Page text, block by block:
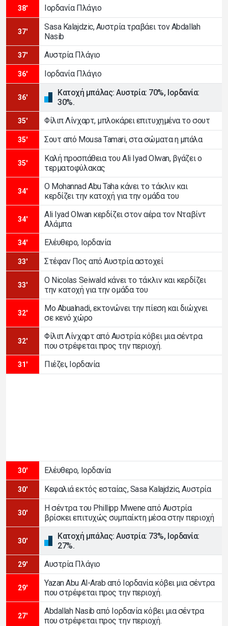
38' Ιορδανία Πλάγιο
37'
Sasa Kalajdzic, Αυστρία τραβάει τον Abdallah
Nasib
37' Αυστρία Πλάγιο
36' Ιορδανία Πλάγιο
36'
Κατοχή μπάλας: Αυστρία: 70%, Ιορδανία:
30%.
35' Φίλιπ Λίνχαρτ, μπλοκάρει επιτυχημένα το σουτ
35' Σουτ από Mousa Tamari, στα σώματα η μπάλα
35'
Καλή προσπάθεια του Ali Iyad Olwan, βγάζει ο
τερματοφύλακας
34'
Ο Mohannad Abu Taha κάνει το τάκλιν και
κερδίζει την κατοχή για την ομάδα του
34'
Ali Iyad Olwan κερδίζει στον αέρα τον Νταβίντ
Αλάμπα
34' Ελέυθερο, Ιορδανία
33' Στέφαν Πος από Αυστρία αστοχεί
33'
Ο Nicolas Seiwald κάνει το τάκλιν και κερδίζει
την κατοχή για την ομάδα του
32'
Mo Abualnadi, εκτονώνει την πίεση και διώχνει
σε κενό χώρο
32'
Φίλιπ Λίνχαρτ από Αυστρία κόβει μια σέντρα
που στρέφεται προς την περιοχή.
31' Πιέζει, Ιορδανία
30' Ελέυθερο, Ιορδανία
30' Κεφαλιά εκτός εσταίας, Sasa Kalajdzic, Αυστρία
30'
Η σέντρα του Phillipp Mwene από Αυστρία
βρίσκει επιτυχώς συμπαίκτη μέσα στην περιοχή
30'
Κατοχή μπάλας: Αυστρία: 73%, Ιορδανία:
27%.
29' Αυστρία Πλάγιο
29'
Yazan Abu Al-Arab από Ιορδανία κόβει μια σέντρα
που στρέφεται προς την περιοχή.
27'
Abdallah Nasib από Ιορδανία κόβει μια σέντρα
που στρέφεται προς την περιοχή.